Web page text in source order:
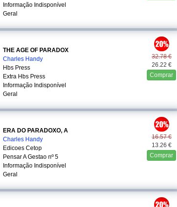
Informação Indisponível
Geral
32.78 €
26.22 €
Comprar
THE AGE OF PARADOX
Charles Handy
Hbs Press
Extra Hbs Press
Informação Indisponível
Geral
16.57 €
13.26 €
Comprar
ERA DO PARADOXO, A
Charles Handy
Edicoes Cetop
Pensar A Gestao nº 5
Informação Indisponível
Geral